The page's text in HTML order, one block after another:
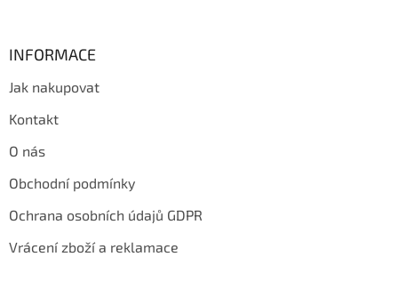
INFORMACE
Jak nakupovat
Kontakt
O nás
Obchodní podmínky
Ochrana osobních údajů GDPR
Vrácení zboží a reklamace